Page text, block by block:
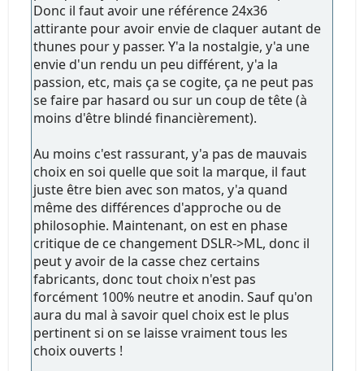
Donc il faut avoir une référence 24x36
attirante pour avoir envie de claquer autant de
thunes pour y passer. Y'a la nostalgie, y'a une
envie d'un rendu un peu différent, y'a la
passion, etc, mais ça se cogite, ça ne peut pas
se faire par hasard ou sur un coup de tête (à
moins d'être blindé financièrement).
Au moins c'est rassurant, y'a pas de mauvais
choix en soi quelle que soit la marque, il faut
juste être bien avec son matos, y'a quand
même des différences d'approche ou de
philosophie. Maintenant, on est en phase
critique de ce changement DSLR->ML, donc il
peut y avoir de la casse chez certains
fabricants, donc tout choix n'est pas
forcément 100% neutre et anodin. Sauf qu'on
aura du mal à savoir quel choix est le plus
pertinent si on se laisse vraiment tous les
choix ouverts !